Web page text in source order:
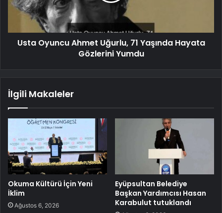
Usta Oyuncu Ahmet Uğurlu, 71 Yaşında Hayata
Gözlerini Yumdu
İlgili Makaleler
Okuma Kültürü İçin Yeni
İklim
Ağustos 6, 2026
Eyüpsultan Belediye
Başkan Yardımcısı Hasan
Karabulut tutuklandı